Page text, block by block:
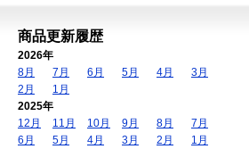
商品更新履歴
2026年
8月
7月 6月 5月 4月
3月
2月
1月
2025年
12月
11月 10月 9月 8月
7月
6月
5月 4月 3月 2月
1月